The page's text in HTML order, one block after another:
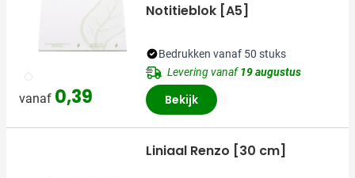
002
vanaf 0,39
Notitieblok [A5]
Bedrukken vanaf 50 stuks
Levering vanaf19 augustus
Bekijk
Liniaal Renzo [30 cm]